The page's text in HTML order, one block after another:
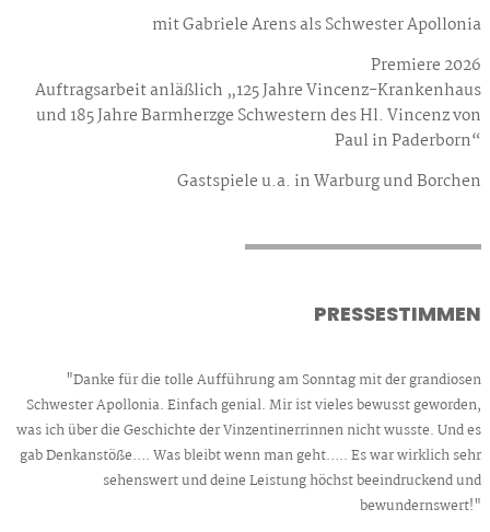
mit Gabriele Arens als Schwester Apollonia
Premiere 2026
Auftragsarbeit anläßlich „125 Jahre Vincenz-Krankenhaus
und 185 Jahre Barmherzge Schwestern des Hl. Vincenz von
Paul in Paderborn“
Gastspiele u.a. in Warburg und Borchen
PRESSESTIMMEN
"Danke für die tolle Aufführung am Sonntag mit der grandiosen
Schwester Apollonia. Einfach genial. Mir ist vieles bewusst geworden,
was ich über die Geschichte der Vinzentinerrinnen nicht wusste. Und es
gab Denkanstöße…. Was bleibt wenn man geht….. Es war wirklich sehr
sehenswert und deine Leistung höchst beeindruckend und
bewundernswert!"